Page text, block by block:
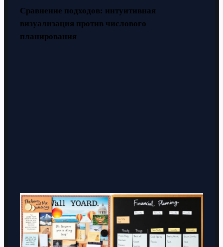
Сравнение подходов: интуитивная
визуализация против числового
планирования